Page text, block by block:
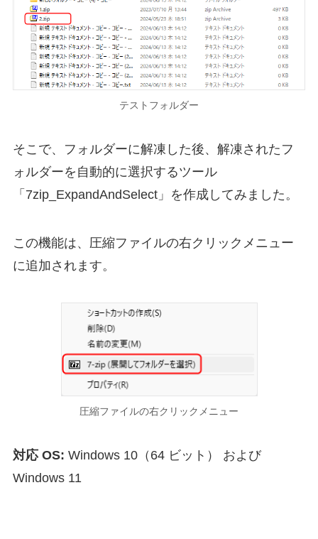
テストフォルダー
そこで、フォルダーに解凍した後、解凍されたフ
ォルダーを自動的に選択するツール
「7zip_ExpandAndSelect」を作成してみました。
この機能は、圧縮ファイルの右クリックメニュー
に追加されます。
圧縮ファイルの右クリックメニュー
対応 OS: Windows 10（64 ビット） および
Windows 11